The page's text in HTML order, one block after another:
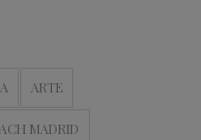
ARTE
MADRID